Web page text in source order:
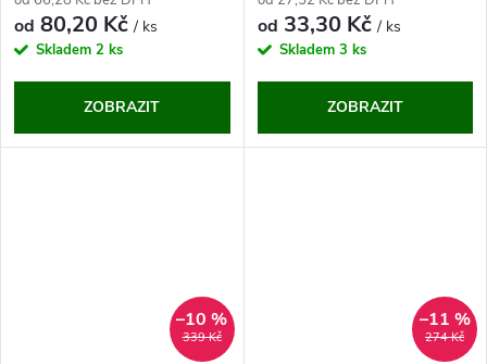
od 80,20 Kč/ ks
Skladem 2 ks
ZOBRAZIT
od 33,30 Kč/ ks
Skladem 3 ks
ZOBRAZIT
339 Kč
–10 %
274 Kč
–11 %